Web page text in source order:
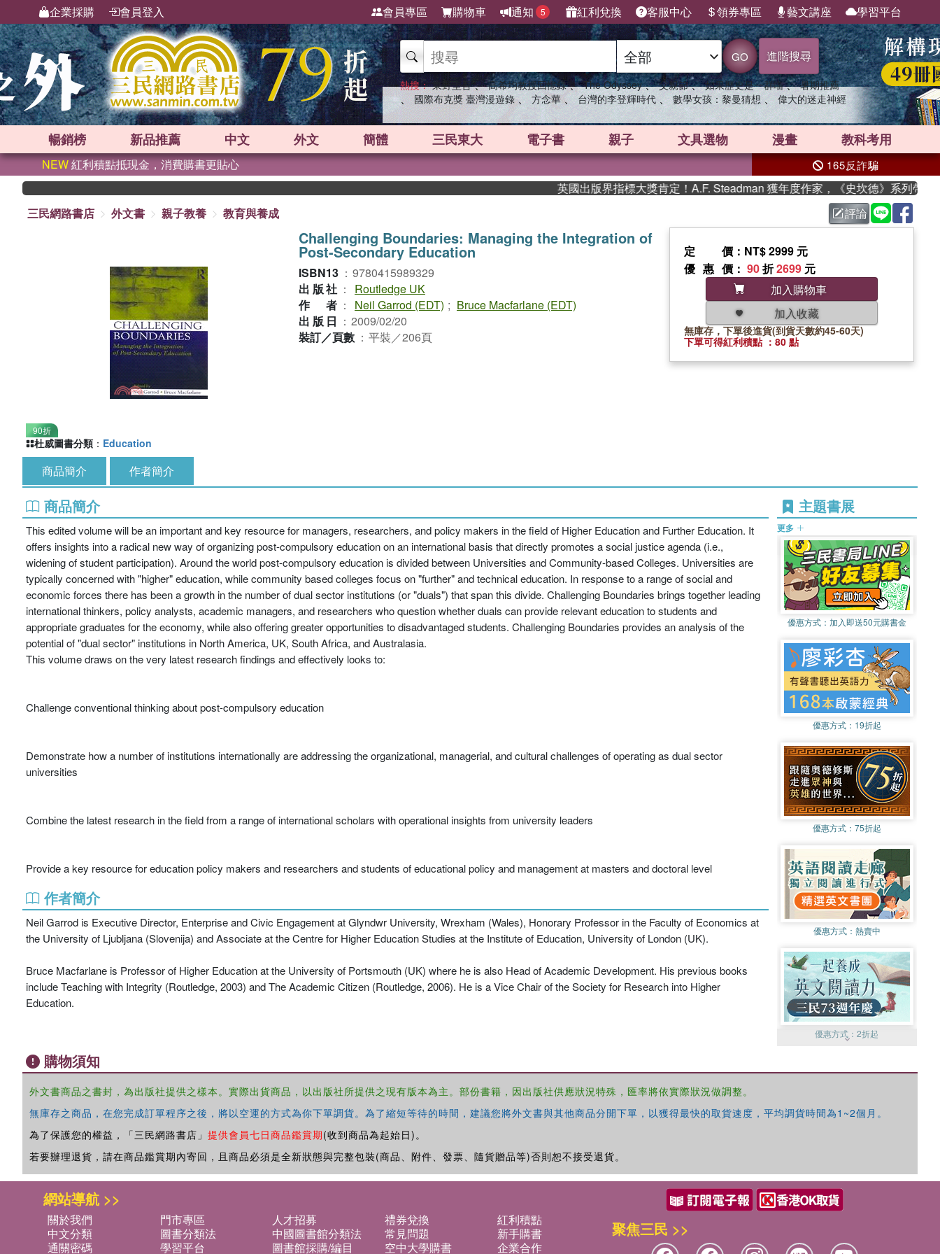
企業採購 會員登入 會員專區 購物車 通知 5 紅利兌換 客服中心 領券專區 藝文講座 學習平台
GO 進階搜尋
熱搜： 東野圭吾 、 高希均教授回憶錄 、 The Odyssey 、 父親節 、 如果歷史是一群喵 、 暑期推薦
、 國際布克獎 臺灣漫遊錄 、 方念華 、 台灣的李登輝時代 、 數學女孩：黎曼猜想 、 偉大的迷走神經
暢銷榜 新品推薦 中文 外文 簡體 三民東大 電子書 親子 文具選物 漫畫 教科考用
NEW紅利積點抵現金，消費購書更貼心 165反詐騙
英國出版界指標大獎肯定！A.F. Steadman 獲年度作家，《史坎德》系列帶你踏上
三民網路書店
外文書 親子教養 教育與養成 評論
90折
Challenging Boundaries: Managing the Integration of
Post-Secondary Education
ISBN13 ： 9780415989329
出版社 ：
Routledge UK
作者 ： Neil Garrod (EDT) ; Bruce Macfarlane (EDT)
出版日 ： 2009/02/20
裝訂／頁數 ： 平裝／206頁
定價 ：NT$ 2999 元
優惠價 ： 90折2699 元
加入購物車
加入收藏
無庫存，下單後進貨(到貨天數約45-60天)
下單可得紅利積點 ：80 點
杜威圖書分類 ： Education
商品簡介 作者簡介
商品簡介
This edited volume will be an important and key resource for managers, researchers, and policy makers in the field of Higher Education and Further Education. It
offers insights into a radical new way of organizing post-compulsory education on an international basis that directly promotes a social justice agenda (i.e.,
widening of student participation). Around the world post-compulsory education is divided between Universities and Community-based Colleges. Universities are
typically concerned with "higher" education, while community based colleges focus on "further" and technical education. In response to a range of social and
economic forces there has been a growth in the number of dual sector institutions (or "duals") that span this divide. Challenging Boundaries brings together leading
international thinkers, policy analysts, academic managers, and researchers who question whether duals can provide relevant education to students and
appropriate graduates for the economy, while also offering greater opportunities to disadvantaged students. Challenging Boundaries provides an analysis of the
potential of "dual sector" institutions in North America, UK, South Africa, and Australasia.
This volume draws on the very latest research findings and effectively looks to:
Challenge conventional thinking about post-compulsory education
Demonstrate how a number of institutions internationally are addressing the organizational, managerial, and cultural challenges of operating as dual sector
universities
Combine the latest research in the field from a range of international scholars with operational insights from university leaders
Provide a key resource for education policy makers and researchers and students of educational policy and management at masters and doctoral level
作者簡介
Neil Garrod is Executive Director, Enterprise and Civic Engagement at Glyndwr University, Wrexham (Wales), Honorary Professor in the Faculty of Economics at
the University of Ljubljana (Slovenija) and Associate at the Centre for Higher Education Studies at the Institute of Education, University of London (UK).
Bruce Macfarlane is Professor of Higher Education at the University of Portsmouth (UK) where he is also Head of Academic Development. His previous books
include Teaching with Integrity (Routledge, 2003) and The Academic Citizen (Routledge, 2006). He is a Vice Chair of the Society for Research into Higher
Education.
主題書展
更多
優惠方式： 加入即送50元購書金
優惠方式： 19折起
優惠方式： 75折起
優惠方式： 熱賣中
優惠方式：2折起
購物須知
外文書商品之書封，為出版社提供之樣本。實際出貨商品，以出版社所提供之現有版本為主。部份書籍，因出版社供應狀況特殊，匯率將依實際狀況做調整。
無庫存之商品，在您完成訂單程序之後，將以空運的方式為你下單調貨。為了縮短等待的時間，建議您將外文書與其他商品分開下單，以獲得最快的取貨速度，平均調貨時間為1~2個月。
為了保護您的權益，「三民網路書店」 提供會員七日商品鑑賞期(收到商品為起始日)。
若要辦理退貨，請在商品鑑賞期內寄回，且商品必須是全新狀態與完整包裝(商品、附件、發票、隨貨贈品等)否則恕不接受退貨。
網站導航 >>
關於我們 門市專區 人才招募 禮券兌換
紅利積點
中文分類
圖書分類法 中國圖書館分類法 常見問題
新手購書
通關密碼
學習平台 圖書館採購/編目 空中大學購書
企業合作
聚焦三民 >>